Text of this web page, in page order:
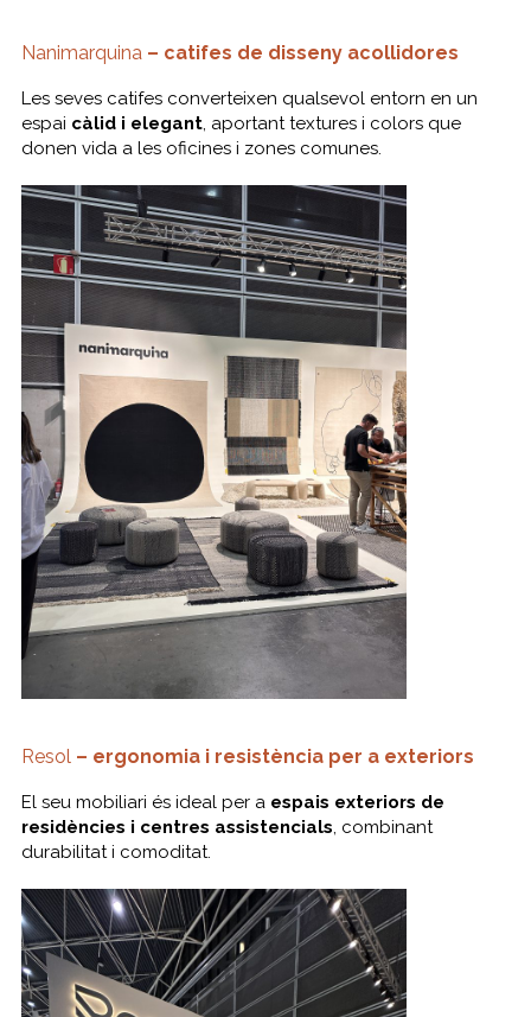
Nanimarquina – catifes de disseny acollidores
Les seves catifes converteixen qualsevol entorn en un
espai càlid i elegant, aportant textures i colors que
donen vida a les oficines i zones comunes.
Resol– ergonomia i resistència per a exteriors
El seu mobiliari és ideal per a espais exteriors de
residències i centres assistencials, combinant
durabilitat i comoditat.